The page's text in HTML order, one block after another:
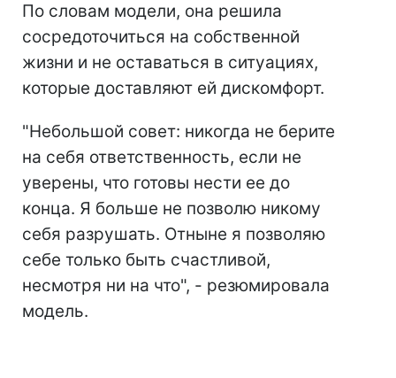
По словам модели, она решила
сосредоточиться на собственной
жизни и не оставаться в ситуациях,
которые доставляют ей дискомфорт.
"Небольшой совет: никогда не берите
на себя ответственность, если не
уверены, что готовы нести ее до
конца. Я больше не позволю никому
себя разрушать. Отныне я позволяю
себе только быть счастливой,
несмотря ни на что", - резюмировала
модель.